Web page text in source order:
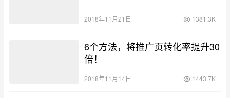
2018年11月21日 1381.3K
6个方法，将推广页转化率提升30
倍！
2018年11月14日 1443.7K